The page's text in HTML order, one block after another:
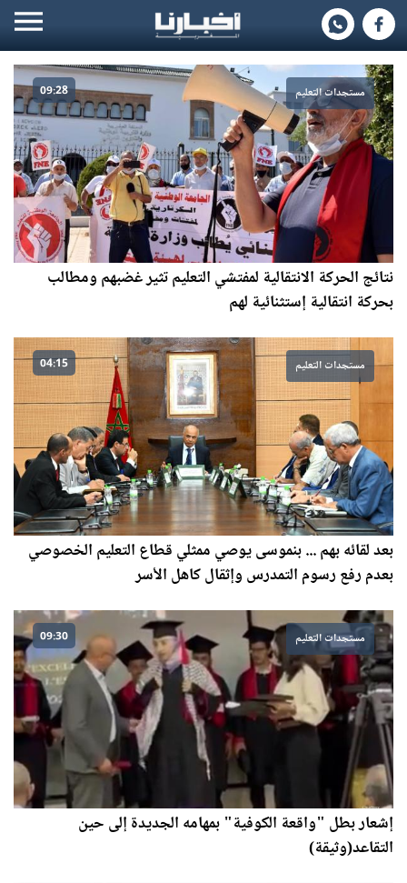
مستجدات التعليم 09:28
نتائج الحركة الانتقالية لمفتشي التعليم تثير غضبهم ومطالب
بحركة انتقالية إستثنائية لهم
مستجدات التعليم 04:15
بعد لقائه بهم ... بنموسى يوصي ممثلي قطاع التعليم الخصوصي
بعدم رفع رسوم التمدرس وإثقال كاهل الأسر
مستجدات التعليم 09:30
إشعار بطل "واقعة الكوفية" بمهامه الجديدة إلى حين
التقاعد(وثيقة)